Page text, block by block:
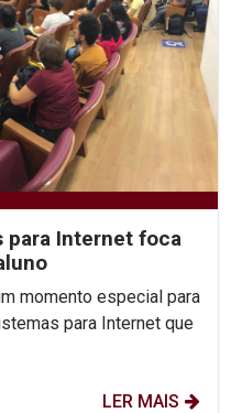
para Internet foca
momento especial para
para Internet que
LER MAIS